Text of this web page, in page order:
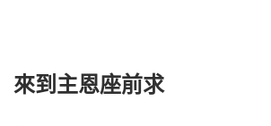
來到主恩座前求